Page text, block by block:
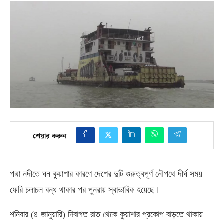
শেয়ার করুন
পদ্মা নদীতে ঘন কুয়াশার কারণে দেশের দুটি গুরুত্বপূর্ণ নৌপথে দীর্ঘ সময়
ফেরি চলাচল বন্ধ থাকার পর পুনরায় স্বাভাবিক হয়েছে।
শনিবার (৪ জানুয়ারি) দিবাগত রাত থেকে কুয়াশার প্রকোপ বাড়তে থাকায়